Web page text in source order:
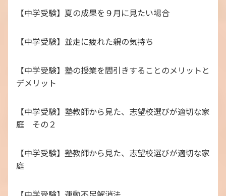
【中学受験】夏の成果を９月に見たい場合
【中学受験】並走に疲れた親の気持ち
【中学受験】塾の授業を間引きすることのメリットと
デメリット
【中学受験】塾教師から見た、志望校選びが適切な家
庭 その２
【中学受験】塾教師から見た、志望校選びが適切な家
庭